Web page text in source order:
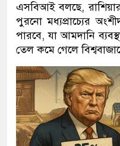
এসবিআই বলছে,
পুরনো মধ্যপ্রাচ্যের
পারবে, যা আমদানি
তেল কমে গেলে